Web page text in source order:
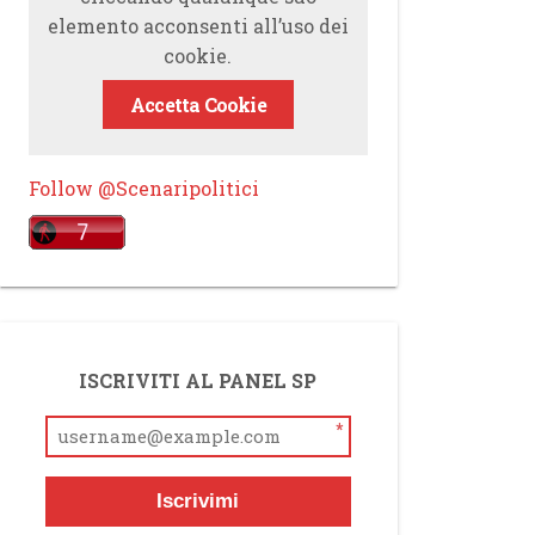
elemento acconsenti all’uso dei
cookie.
Accetta Cookie
Follow @Scenaripolitici
ISCRIVITI AL PANEL SP
*
Iscrivimi